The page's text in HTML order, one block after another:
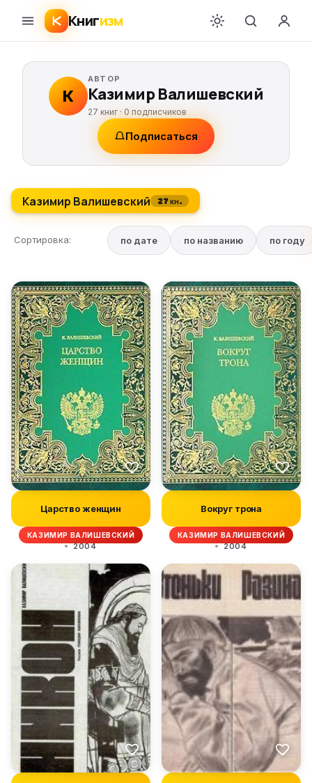
Книгизм
К
АВТОР
Казимир Валишевский
27 книг · 0 подписчиков
Подписаться
Казимир Валишевский 27 кн.
Сортировка: по дате по названию по году
Царство женщин
КАЗИМИР ВАЛИШЕВСКИЙ
2004
Вокруг трона
КАЗИМИР ВАЛИШЕВСКИЙ
2004